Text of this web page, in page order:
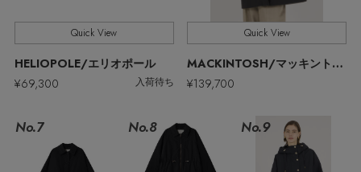
ボストンバッグ
スーツケース
グローブ
レッグウェア
ポーチ
アンクレット
チャーム
水着・スイムウェア
NEW IN BRAND
BRAND NEWS
HOT STYLE
Quick View
HELIOPOLE/エリオポール
¥69,300
入荷待ち
Quick View
MACKINTOSH/マッキントッシュ
¥139,700
No.7 No.8 No.9